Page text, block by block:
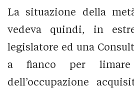
La situazione della
vedeva quindi, in
legislatore ed una
a fianco per
dell’occupazione